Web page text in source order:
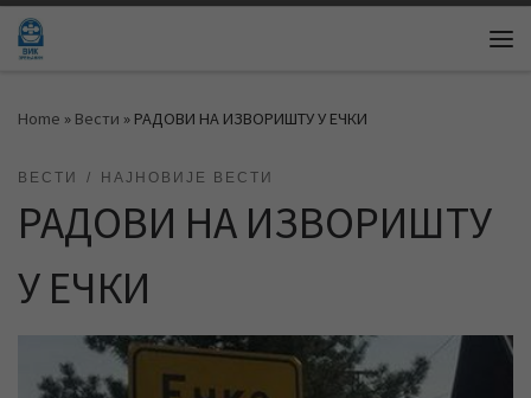
Skip to content
Home » Вести » РАДОВИ НА ИЗВОРИШТУ У ЕЧКИ
ВЕСТИ НАЈНОВИЈЕ ВЕСТИ
РАДОВИ НА ИЗВОРИШТУ
У ЕЧКИ